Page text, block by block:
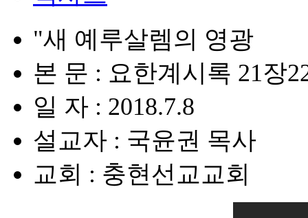
"새 예루살렘의 영광
본 문 : 요한계시록 21장
일 자 : 2018.7.8
설교자 : 국윤권 목사
교회 : 충현선교교회